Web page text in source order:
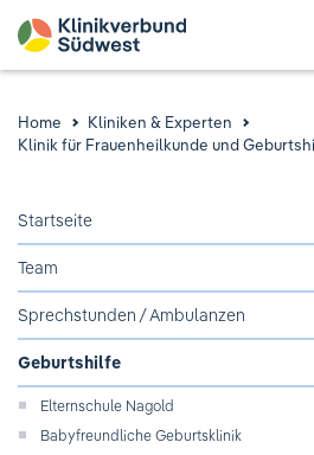
Pflege & Beratung
Ausbildung & Studium
Jobs & Karriere
Der Klinikverbund Südwest
Home
Kliniken & Experten
Klinik für Frauenheilkunde und
Startseite
Team
Sprechstunden / Ambulanzen
Geburtshilfe
Elternschule Nagold
Babyfreundliche Geburtsklinik